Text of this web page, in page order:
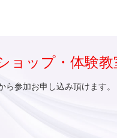
ョップ・体験教
ら参加お申し込み頂けます。